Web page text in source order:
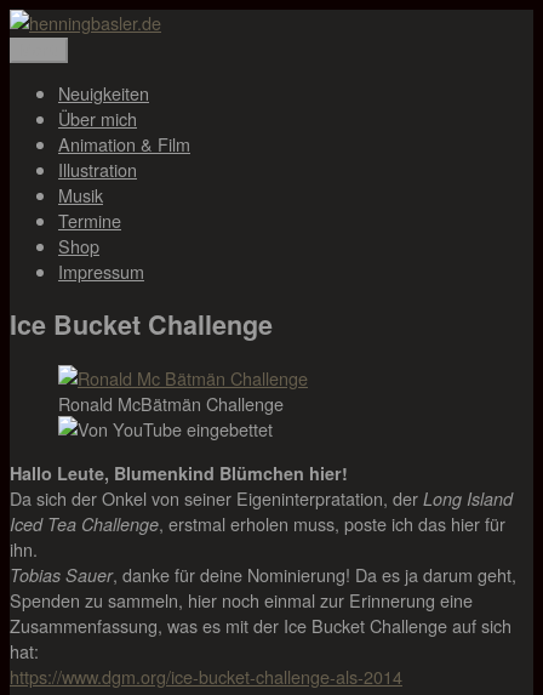
Zum
henningbasler.de
Animation, Illustration, Musik
Neuigkeiten
Über mich
Animation & Film
Illustration
Musik
Termine
Shop
Impressum
Ice Bucket Challenge
Ronald McBätmän Challenge
Hallo Leute, Blumenkind Blümchen hier!
Da sich der Onkel von seiner Eigeninterpratation, der Long Island
Iced Tea Challenge, erstmal erholen muss, poste ich das hier für
ihn.
Tobias Sauer, danke für deine Nominierung! Da es ja darum geht,
Spenden zu sammeln, hier noch einmal zur Erinnerung eine
Zusammenfassung, was es mit der Ice Bucket Challenge auf sich
hat:
https://www.dgm.org/ice-bucket-challenge-als-2014